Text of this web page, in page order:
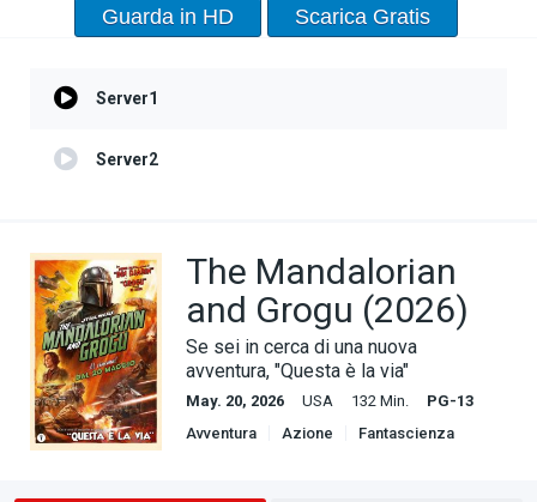
Guarda in HD Scarica Gratis
Server1
Server2
The Mandalorian
and Grogu (2026)
Se sei in cerca di una nuova
avventura, "Questa è la via"
May. 20, 2026 USA 132 Min.
PG-13
Avventura
Azione Fantascienza